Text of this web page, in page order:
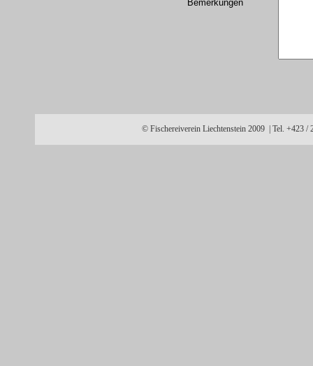
Bemerkungen
© Fischereiverein Liechtenstein 2009 | Tel. +423